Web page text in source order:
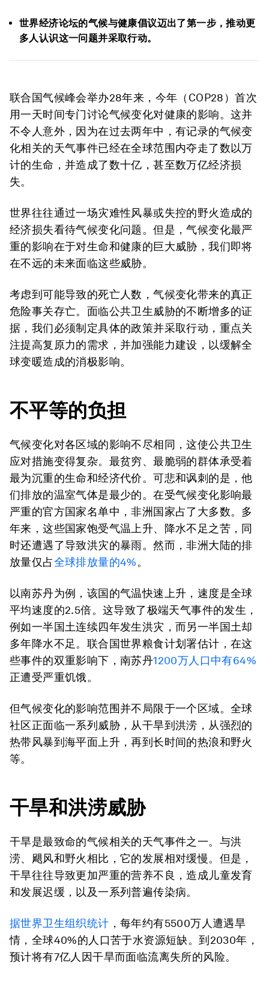
世界经济论坛的气候与健康倡议迈出了第一步，推动更
多人认识这一问题并采取行动。
联合国气候峰会举办28年来，今年（COP28）首次
用一天时间专门讨论气候变化对健康的影响。这并
不令人意外，因为在过去两年中，有记录的气候变
化相关的天气事件已经在全球范围内夺走了数以万
计的生命，并造成了数十亿，甚至数万亿经济损
失。
世界往往通过一场灾难性风暴或失控的野火造成的
经济损失看待气候变化问题。但是，气候变化最严
重的影响在于对生命和健康的巨大威胁，我们即将
在不远的未来面临这些威胁。
考虑到可能导致的死亡人数，气候变化带来的真正
危险事关存亡。面临公共卫生威胁的不断增多的证
据，我们必须制定具体的政策并采取行动，重点关
注提高复原力的需求，并加强能力建设，以缓解全
球变暖造成的消极影响。
不平等的负担
气候变化对各区域的影响不尽相同，这使公共卫生
应对措施变得复杂。最贫穷、最脆弱的群体承受着
最为沉重的生命和经济代价。可悲和讽刺的是，他
们排放的温室气体是最少的。在受气候变化影响最
严重的官方国家名单中，非洲国家占了大多数。多
年来，这些国家饱受气温上升、降水不足之苦，同
时还遭遇了导致洪灾的暴雨。然而，非洲大陆的排
放量仅占全球排放量的4%。
以南苏丹为例，该国的气温快速上升，速度是全球
平均速度的2.5倍。这导致了极端天气事件的发生，
例如一半国土连续四年发生洪灾，而另一半国土却
多年降水不足。联合国世界粮食计划署估计，在这
些事件的双重影响下，南苏丹1200万人口中有64%
正遭受严重饥饿。
但气候变化的影响范围并不局限于一个区域。全球
社区正面临一系列威胁，从干旱到洪涝，从强烈的
热带风暴到海平面上升，再到长时间的热浪和野火
等。
干旱和洪涝威胁
干旱是最致命的气候相关的天气事件之一。与洪
涝、飓风和野火相比，它的发展相对缓慢。但是，
干旱往往导致更加严重的营养不良，造成儿童发育
和发展迟缓，以及一系列普遍传染病。
据世界卫生组织统计 ，每年约有5500万人遭遇旱
情，全球40%的人口苦于水资源短缺。到2030年，
预计将有7亿人因干旱而面临流离失所的风险。